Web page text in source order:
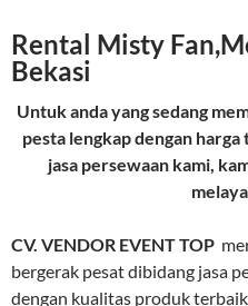
Rental Misty
Bekasi
Untuk anda yang sedang
pesta lengkap dengan
jasa persewaan kami,
CV. VENDOR EVENT TOP
bergerak pesat dibidang jasa
dengan kualitas produk